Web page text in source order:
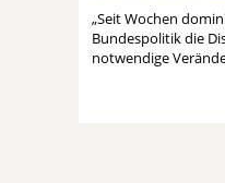
„Seit Wochen
Bundespolitik die
notwendige